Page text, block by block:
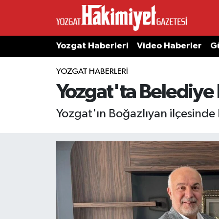
Yozgat Haberleri Video Haberler
YOZGAT HABERLERI
Yozgat'ta Belediye
Yozgat'ın Boğazlıyan